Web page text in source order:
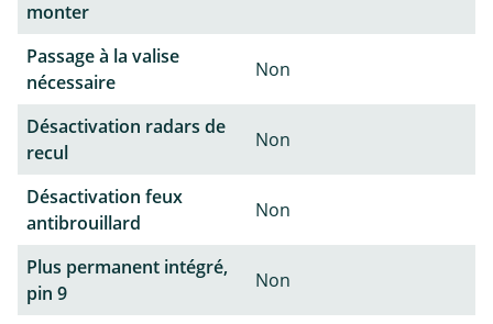
monter
Passage à la valise
nécessaire
Non
Désactivation radars de
recul
Non
Désactivation feux
antibrouillard
Non
Plus permanent intégré,
pin 9
Non